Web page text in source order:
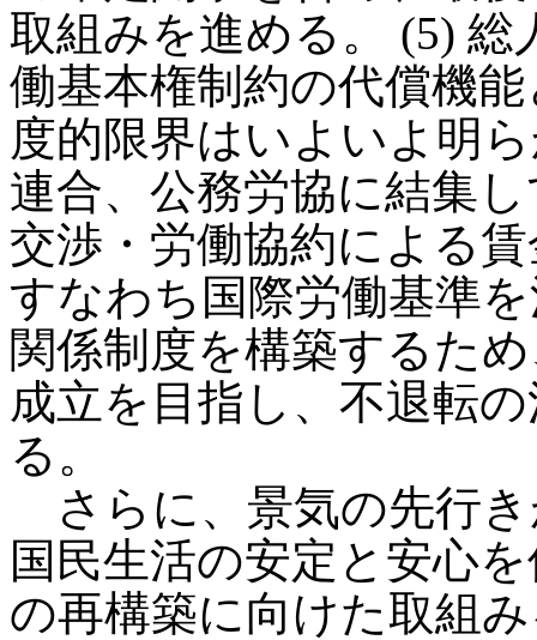
取組みを進める。 (5)
働基本権制約の代償機
度的限界はいよいよ明
連合、公務労協に結集
交渉・労働協約による
すなわち国際労働基準
関係制度を構築するた
成立を目指し、不退転
る。
さらに、景気の先行
国民生活の安定と安心
の再構築に向けた取組